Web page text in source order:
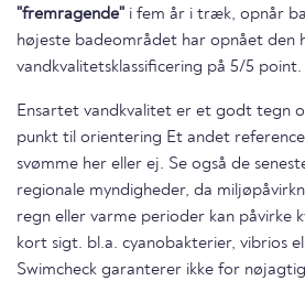
"fremragende" i fem år i træk, opnår
højeste badeområdet har opnået den
vandkvalitetsklassificering på 5/5 point.
Ensartet vandkvalitet er et godt tegn
punkt til orientering Et andet
svømme her eller ej. Se også de
regionale myndigheder, da
regn eller varme perioder kan påvirke
kort sigt. bl.a. cyanobakterier, vibrios
Swimcheck garanterer ikke for